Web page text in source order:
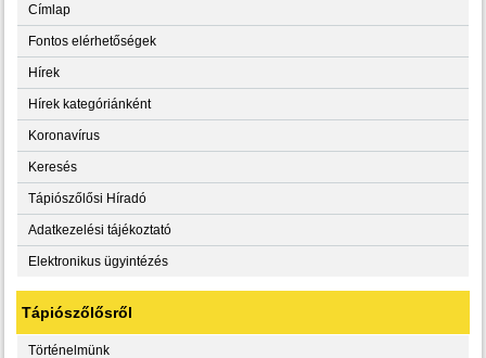
Címlap
Fontos elérhetőségek
Hírek
Hírek kategóriánként
Koronavírus
Keresés
Tápiószőlősi Híradó
Adatkezelési tájékoztató
Elektronikus ügyintézés
Tápiószőlősről
Történelmünk